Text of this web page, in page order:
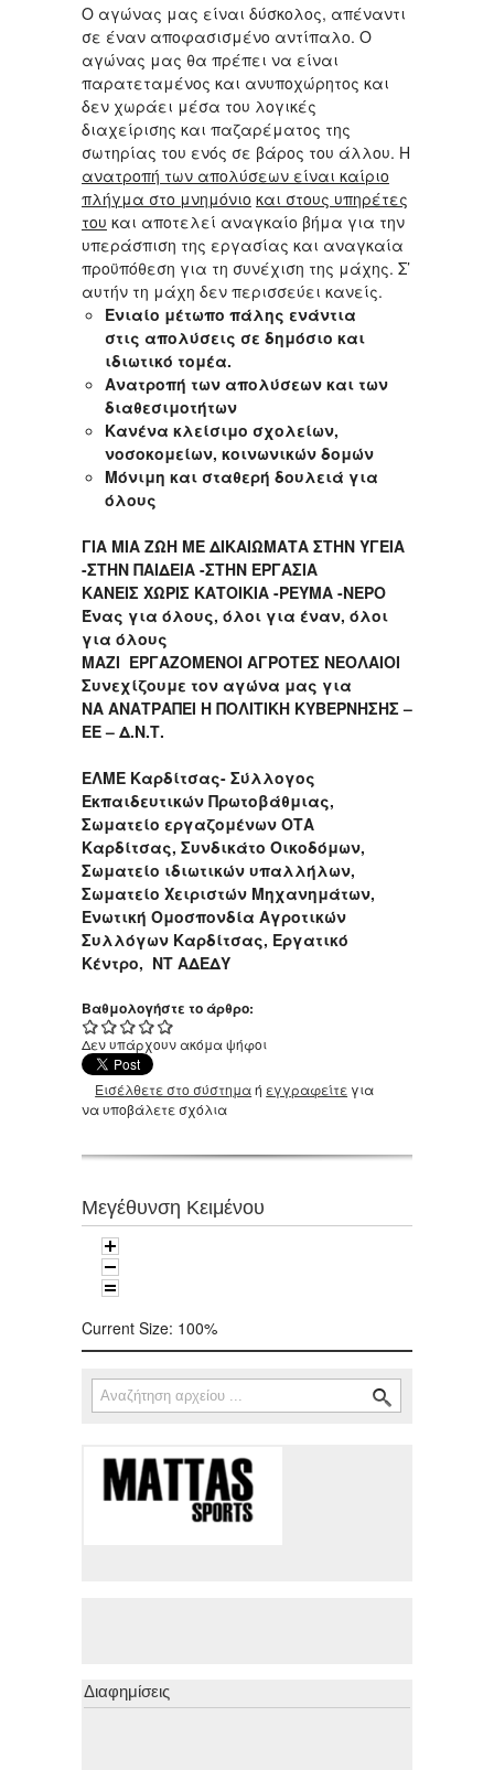
Ο αγώνας μας είναι δύσκολος, απέναντι
σε έναν αποφασισμένο αντίπαλο. Ο
αγώνας μας θα πρέπει να είναι
παρατεταμένος και ανυποχώρητος και
δεν χωράει μέσα του λογικές
διαχείρισης και παζαρέματος της
σωτηρίας του ενός σε βάρος του άλλου. Η
ανατροπή των απολύσεων είναι καίριο
πλήγμα στο μνημόνιο και στους υπηρέτες
του και αποτελεί αναγκαίο βήμα για την
υπεράσπιση της εργασίας και αναγκαία
προϋπόθεση για τη συνέχιση της μάχης. Σ’
αυτήν τη μάχη δεν περισσεύει κανείς.
Ενιαίο μέτωπο πάλης ενάντια
στις απολύσεις σε δημόσιο και
ιδιωτικό τομέα.
Ανατροπή των απολύσεων και των
διαθεσιμοτήτων
Κανένα κλείσιμο σχολείων,
νοσοκομείων, κοινωνικών δομών
Μόνιμη και σταθερή δουλειά για
όλους
ΓΙΑ ΜΙΑ ΖΩΗ ΜΕ ΔΙΚΑΙΩΜΑΤΑ ΣΤΗΝ ΥΓΕΙΑ
-ΣΤΗΝ ΠΑΙΔΕΙΑ -ΣΤΗΝ ΕΡΓΑΣΙΑ
ΚΑΝΕΙΣ ΧΩΡΙΣ ΚΑΤΟΙΚΙΑ -ΡΕΥΜΑ -ΝΕΡΟ
Ένας για όλους, όλοι για έναν, όλοι
για όλους
ΜΑΖΙ ΕΡΓΑΖΟΜΕΝΟΙ ΑΓΡΟΤΕΣ ΝΕΟΛΑΙΟΙ
Συνεχίζουμε τον αγώνα μας για
ΝΑ ΑΝΑΤΡΑΠΕΙ Η ΠΟΛΙΤΙΚΗ ΚΥΒEΡΝΗΣΗΣ –
ΕΕ – Δ.Ν.Τ.
ΕΛΜΕ Καρδίτσας- Σύλλογος
Εκπαιδευτικών Πρωτοβάθμιας,
Σωματείο εργαζομένων ΟΤΑ
Καρδίτσας, Συνδικάτο Οικοδόμων,
Σωματείο ιδιωτικών υπαλλήλων,
Σωματείο Χειριστών Μηχανημάτων,
Ενωτική Ομοσπονδία Αγροτικών
Συλλόγων Καρδίτσας, Εργατικό
Κέντρο, ΝΤ ΑΔΕΔΥ
Βαθμολογήστε το άρθρο:
Δεν υπάρχουν ακόμα ψήφοι
Εισέλθετε στο σύστημαή εγγραφείτε για
να υποβάλετε σχόλια
Μεγέθυνση Κειμένου
Current Size: 100%
Φόρμα αναζήτησης
Αναζήτηση
Διαφημίσεις